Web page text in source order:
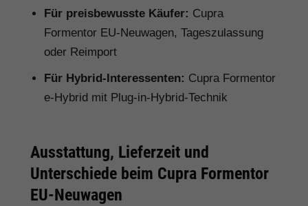
Für preisbewusste Käufer: Cupra
Formentor EU-Neuwagen, Tageszulassung
oder Reimport
Für Hybrid-Interessenten: Cupra Formentor
e-Hybrid mit Plug-in-Hybrid-Technik
Ausstattung, Lieferzeit und
Unterschiede beim Cupra Formentor
EU-Neuwagen